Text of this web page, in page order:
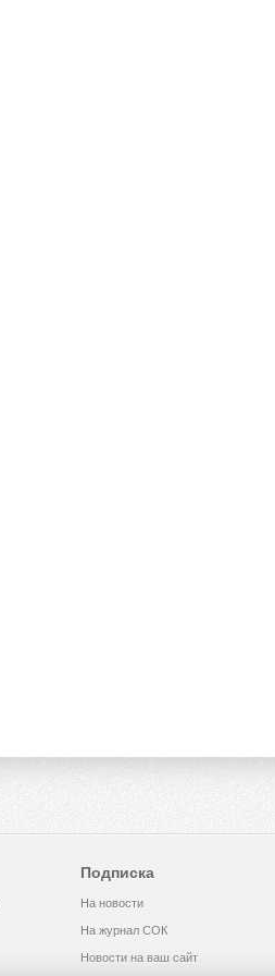
Подписка
На новости
На журнал СОК
Новости на ваш сайт